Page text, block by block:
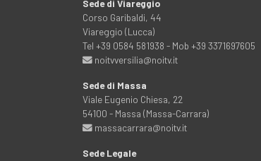
Sede di Viareggio
Corso Garibaldi, 44
Viareggio (Lucca)
Tel +39 0584 581938 - Mob +39 3371697605
noitvversilia@noitv.it
Sede di Massa
Viale Eugenio Chiesa, 22
54100 - Massa (Massa-Carrara)
massacarrara@noitv.it
Sede Legale